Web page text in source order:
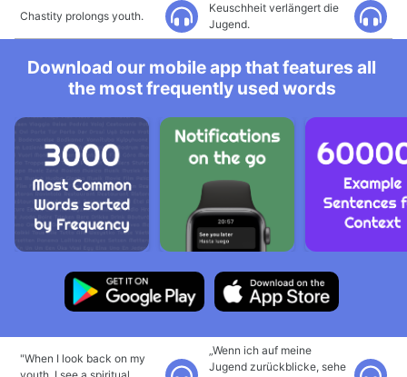
Chastity prolongs youth.
Keuschheit verlängert die
Jugend.
Download our mobile app that features all
the most frequently used words
"When I look back on my
„Wenn ich auf meine
Jugend zurückblicke, sehe